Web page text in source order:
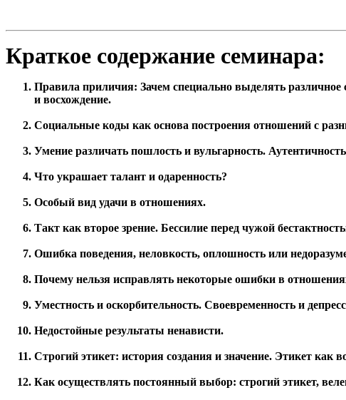
Краткое содержание семинара:
Правила приличия: Зачем специально выделять
и восхождение.
Социальные коды как основа построения отношений с
Умение различать пошлость и вульгарность.
Что украшает талант и одаренность?
Особый вид удачи в отношениях.
Такт как второе зрение. Бессилие перед чужой
Ошибка поведения, неловкость, оплошность или
Почему нельзя исправлять некоторые ошибки в
Уместность и оскорбительность. Своевременность и
Недостойные результаты ненависти.
Строгий этикет: история создания и значение. Этикет как
Как осуществлять постоянный выбор: строгий этикет,